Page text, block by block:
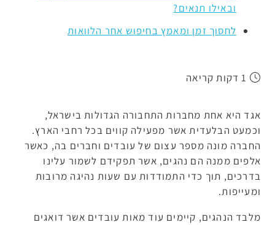
ובאילו תנאים?
לחסוך זמן ומאמץ בחיפוש אחר הלוואות
אגד היא אחת מחברות התחבורה הגדולות בישראל,
וכמעט הבלעדית אשר מפעילה קווים בכל רחבי הארץ.
החברה מונה מספר עצום של עובדים וחברים בה, כאשר
אלפים ממנה הם נהגים, אשר תפקידם לשמור עלינו
בדרכים, תוך כדי התמודדות עם שעות נהיגה מרובות
ומעייפות.
מלבד הנהגים, קיימים עוד מאות עובדים אשר דואגים